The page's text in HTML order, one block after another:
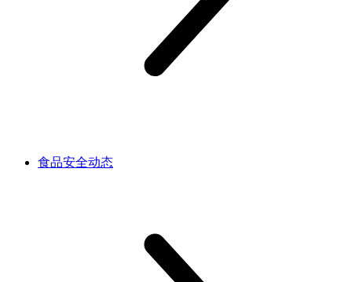
食品安全动态